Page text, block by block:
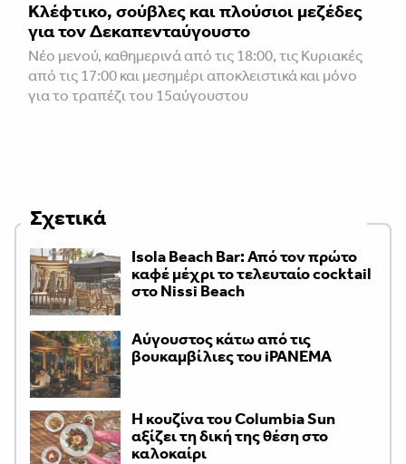
Κλέφτικο, σούβλες και πλούσιοι μεζέδες
για τον Δεκαπενταύγουστο
Νέο μενού, καθημερινά από τις 18:00, τις Κυριακές
από τις 17:00 και μεσημέρι αποκλειστικά και μόνο
για το τραπέζι του 15αύγουστου
Σχετικά
Isola Beach Bar: Από τον πρώτο
καφέ μέχρι το τελευταίο cocktail
στο Nissi Beach
Αύγουστος κάτω από τις
βουκαμβίλιες του iPANEMA
Η κουζίνα του Columbia Sun
αξίζει τη δική της θέση στο
καλοκαίρι